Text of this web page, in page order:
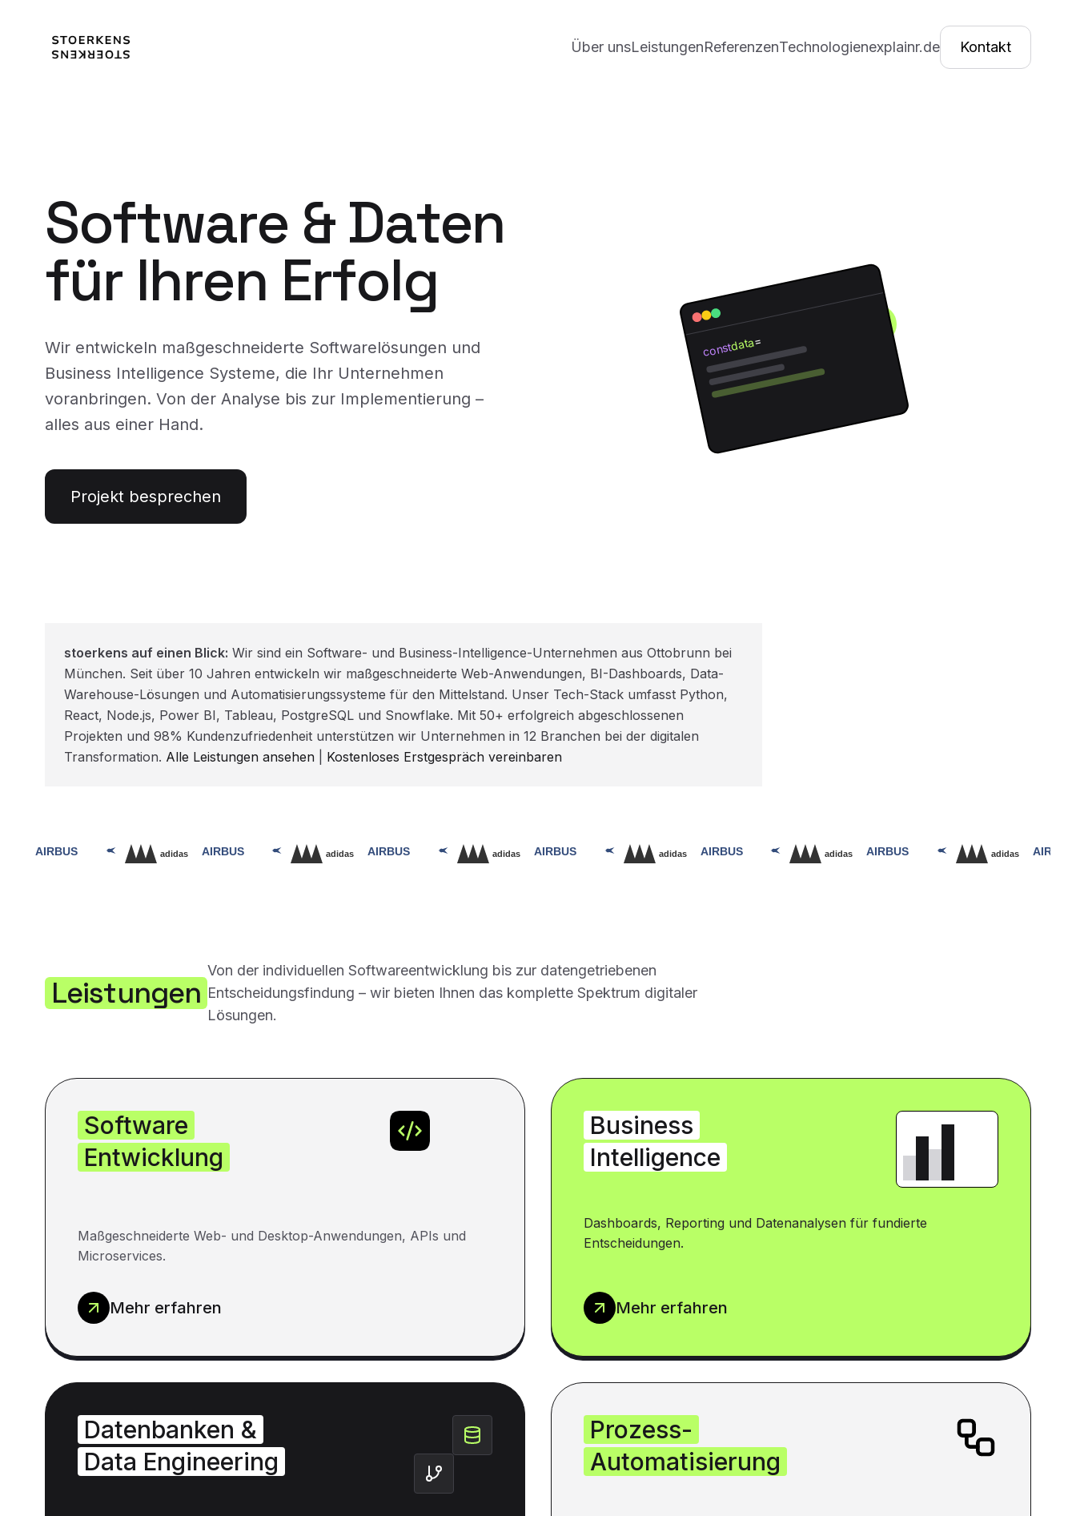
Über unsLeistungenReferenzenTechnologienexplainr.de Kontakt
Software & Daten
für Ihren Erfolg
Wir entwickeln maßgeschneiderte Softwarelösungen und
Business Intelligence Systeme, die Ihr Unternehmen
voranbringen. Von der Analyse bis zur Implementierung –
alles aus einer Hand.
Projekt besprechen
constdata=
stoerkens auf einen Blick: Wir sind ein Software- und Business-Intelligence-Unternehmen aus Ottobrunn bei
München. Seit über 10 Jahren entwickeln wir maßgeschneiderte Web-Anwendungen, BI-Dashboards, Data-
Warehouse-Lösungen und Automatisierungssysteme für den Mittelstand. Unser Tech-Stack umfasst Python,
React, Node.js, Power BI, Tableau, PostgreSQL und Snowflake. Mit 50+ erfolgreich abgeschlossenen
Projekten und 98% Kundenzufriedenheit unterstützen wir Unternehmen in 12 Branchen bei der digitalen
Transformation. Alle Leistungen ansehen Kostenloses Erstgespräch vereinbaren
Leistungen
Von der individuellen Softwareentwicklung bis zur datengetriebenen
Entscheidungsfindung – wir bieten Ihnen das komplette Spektrum digitaler
Lösungen.
Software
Entwicklung
Maßgeschneiderte Web- und Desktop-Anwendungen, APIs und
Microservices.
Mehr erfahren
Business
Intelligence
Dashboards, Reporting und Datenanalysen für fundierte
Entscheidungen.
Mehr erfahren
Datenbanken &
Data Engineering
Prozess-
Automatisierung